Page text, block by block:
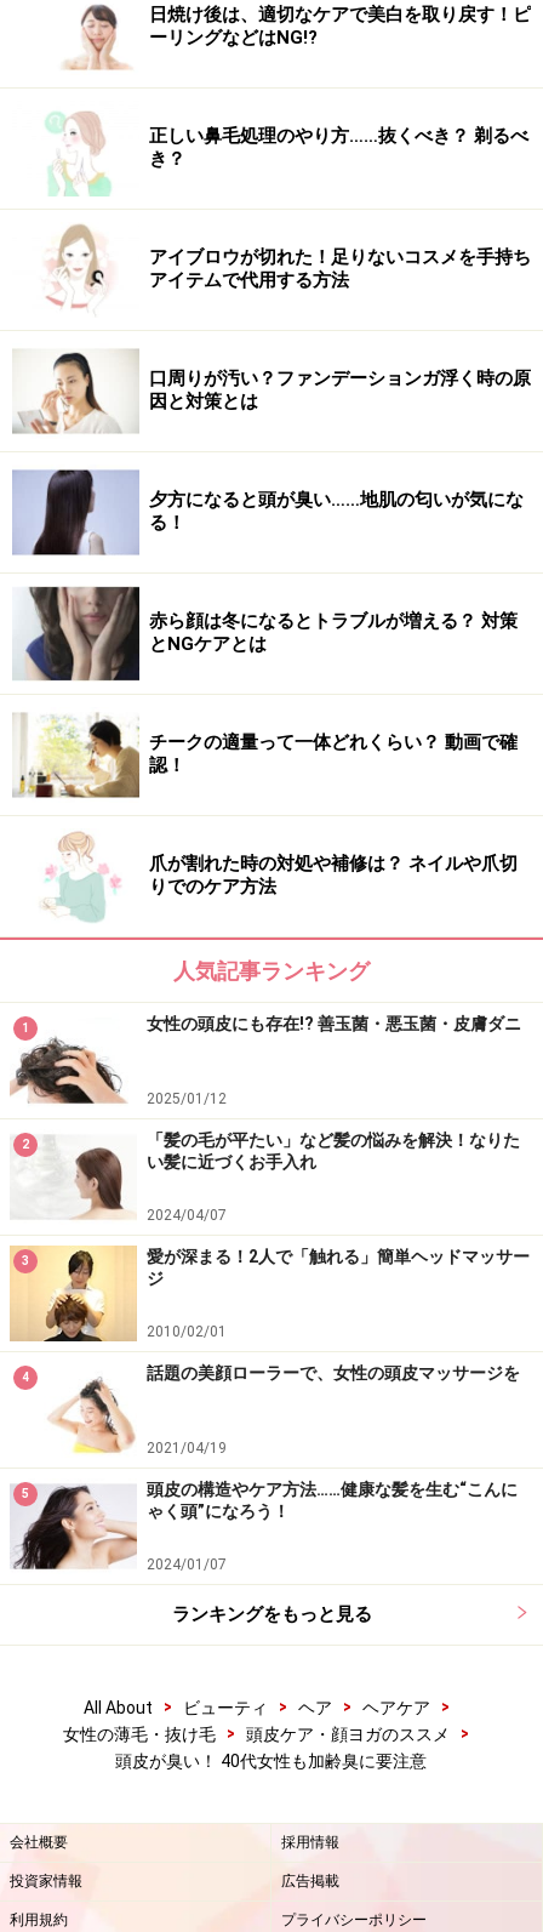
活性酸素が引き起こす、皮脂の酸化
加齢臭の原因は、もうひとつあります。皮脂の酸化で
す。皮脂の酸化には、活性酸素が関わっています。活性
酸素とは、酸素が活性化したもので、体内の細胞を酸化
（＝サビ）させます。
若いうちは、体内にある抗酸化物質が働いて、酸化を防
働きが弱ってきます。これにより、皮脂の酸化が促進し
てしまいます。皮脂が酸化すると、動物性蛋白質が腐っ
たような臭いが発生します。活性酸素が増加する原因に
は、バランスの悪い食事や飲酒・喫煙、ストレス、乱れ
た生活リズムが挙げられます。
加齢によるノネナールの発生、皮脂の増加、皮脂の酸
化。これらの要因が重なって、40代以降、女性の頭皮の
臭いが気になってきます。
では、加齢による女性の頭皮の臭いを抑えるには、どう
すればよいのでしょうか。
女性の頭皮の加齢臭を抑える対処法
女性の頭皮の加齢臭を抑えるには、次のような対処法が
あります。
頭皮を清潔にする
加齢臭を抑えるには、頭皮を清潔に保つこと。1日何回も髪
を洗いたい場合は、お湯で流すだけでも効果的
年齢を重ねると、常在菌の種類が増えるといわれていま
す。頭皮の臭いが気になる時は、余分な皮脂や頭皮の表
面に存在する余計な常在菌を洗いながしましょう。表面
のです。
るので、シャンプー剤を使うのは1日1回にとどめましょ
で十分です。
日焼け後は、適切なケアで美白を取り戻す！ピ
ーリングなどはNG!?
正しい鼻毛処理のやり方……抜くべき？ 剃るべ
き？
アイブロウが切れた！足りないコスメを手持ち
アイテムで代用する方法
口周りが汚い？ファンデーションガ浮く時の原
因と対策とは
夕方になると頭が臭い……地肌の匂いが気にな
る！
赤ら顔は冬になるとトラブルが増える？ 対策
とNGケアとは
チークの適量って一体どれくらい？ 動画で確
認！
爪が割れた時の対処や補修は？ ネイルや爪切
りでのケア方法
人気記事ランキング
1 女性の頭皮にも存在!? 善玉菌・悪玉菌・皮膚ダニ
2025/01/12
2
「髪の毛が平たい」など髪の悩みを解決！なりた
い髪に近づくお手入れ
2024/04/07
3
愛が深まる！2人で「触れる」簡単ヘッドマッサー
ジ
2010/02/01
4 話題の美顔ローラーで、女性の頭皮マッサージを
2021/04/19
5
頭皮の構造やケア方法……健康な髪を生む“こんに
ゃく頭”になろう！
2024/01/07
ランキングをもっと見る
All About > ビューティ > ヘア > ヘアケア
>
女性の薄毛・抜け毛
> 頭皮ケア・顔ヨガのススメ
>
頭皮が臭い！ 40代女性も加齢臭に要注意
会社概要 採用情報
投資家情報 広告掲載
利用規約 プライバシーポリシー